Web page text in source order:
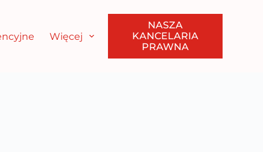
Więcej
NASZA
KANCELARIA
PRAWNA